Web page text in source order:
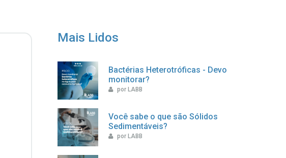
Mais Lidos
Bactérias Heterotróficas - Devo
monitorar?
por LABB
Você sabe o que são Sólidos
Sedimentáveis?
por LABB